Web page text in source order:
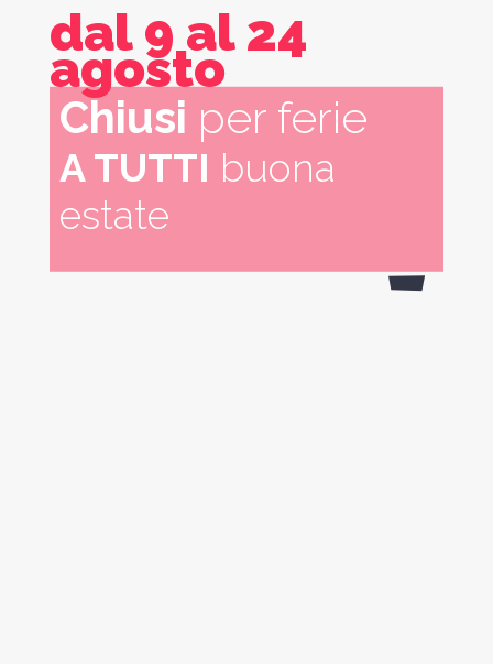
dal 9 al 24
agosto
Chiusi per ferie
A TUTTI buona
estate